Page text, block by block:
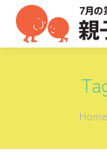
You
Home